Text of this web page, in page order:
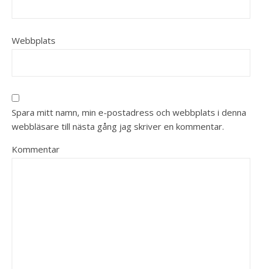
Webbplats
Spara mitt namn, min e-postadress och webbplats i denna
webbläsare till nästa gång jag skriver en kommentar.
Kommentar